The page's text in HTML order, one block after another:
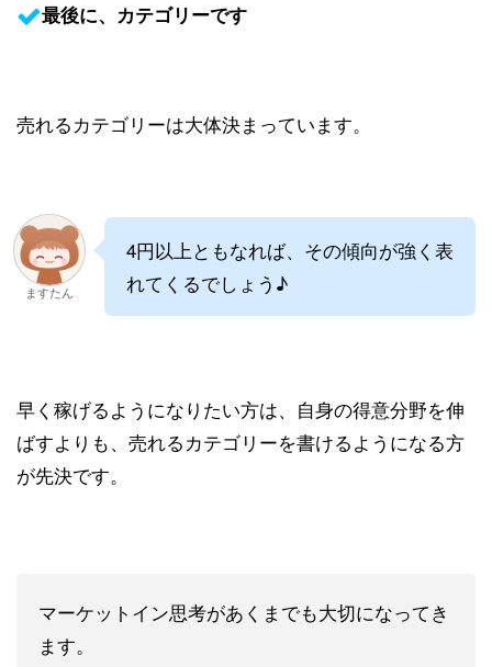
最後に、カテゴリーです
売れるカテゴリーは大体決まっています。
ますたん
4円以上ともなれば、その傾向が強く表
れてくるでしょう♪
早く稼げるようになりたい方は、自身の得意分野を伸
ばすよりも、売れるカテゴリーを書けるようになる方
が先決です。
マーケットイン思考があくまでも大切になってき
ます。